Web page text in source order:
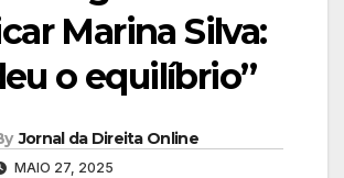
Marina Silva:
o equilíbrio”
Jornal da Direita Online
MAIO 27, 2025